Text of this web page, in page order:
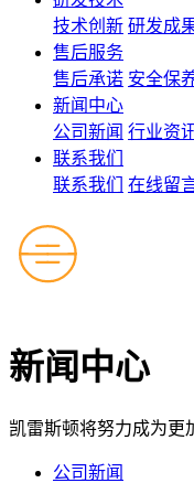
技术创新 研发成
售后服务
售后承诺 安全保
新闻中心
公司新闻 行业资
联系我们
联系我们
在线留
新闻中心
凯雷斯顿将努力成为更
公司新闻